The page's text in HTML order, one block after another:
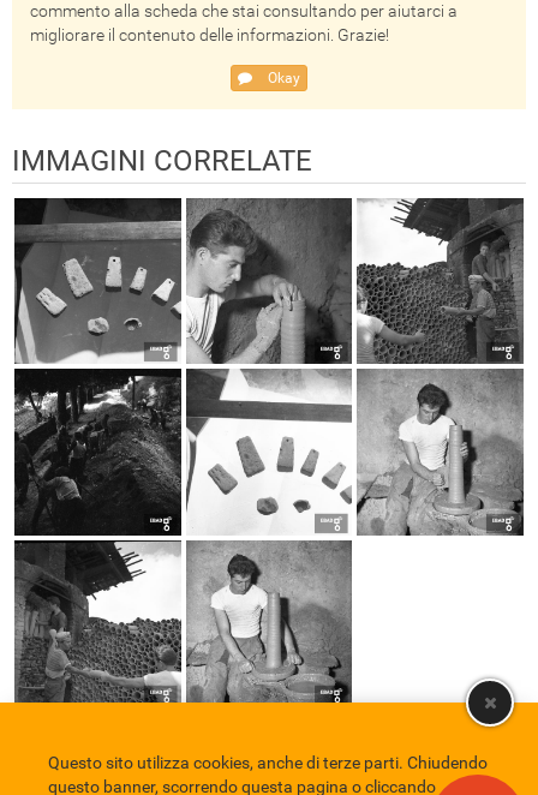
commento alla scheda che stai consultando per aiutarci a
migliorare il contenuto delle informazioni. Grazie!
Okay
IMMAGINI CORRELATE
Comune di Eboli Servizio Bibliotecario Nazionale Privacy policy
Questo sito utilizza cookies, anche di terze parti. Chiudendo
questo banner, scorrendo questa pagina o cliccando